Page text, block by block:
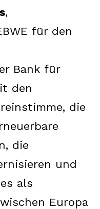
,
für den
Bank für
den
die
die
und
als
Europa